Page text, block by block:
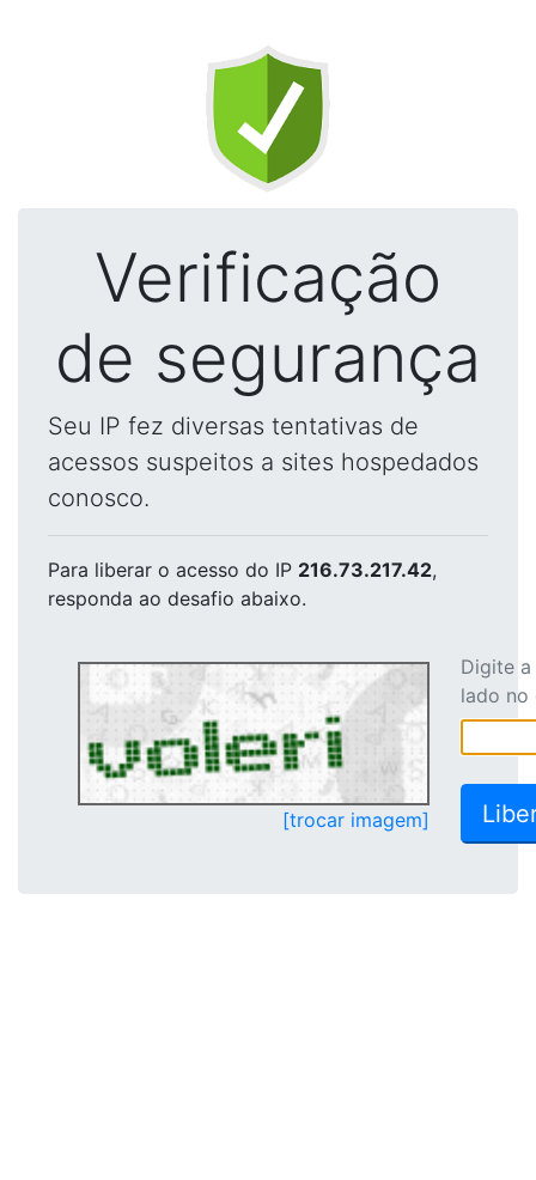
Verificação
de segurança
Seu IP fez diversas tentativas de
acessos suspeitos a sites hospedados
conosco.
Para liberar o acesso do IP 216.73.217.42,
responda ao desafio abaixo.
[trocar imagem]
Digite
lado no